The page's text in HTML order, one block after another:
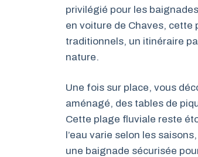
privilégié pour les
en voiture de Chaves,
traditionnels, un itinéraire
nature.
Une fois sur place, vous
aménagé, des tables de
Cette plage fluviale reste
l’eau varie selon les
une baignade sécurisée